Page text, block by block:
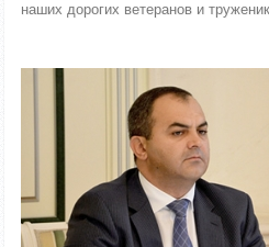
наших дорогих ветеранов и